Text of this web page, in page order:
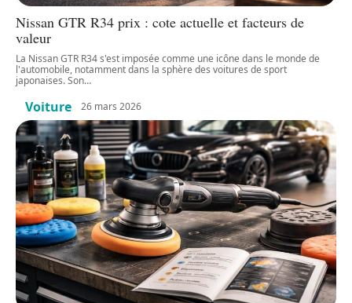
Nissan GTR R34 prix : cote actuelle et facteurs de
valeur
La Nissan GTR R34 s'est imposée comme une icône dans le monde de
l'automobile, notamment dans la sphère des voitures de sport
japonaises. Son…
Voiture 26 mars 2026